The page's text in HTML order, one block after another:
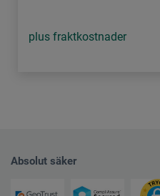
plus fraktkostnader
Absolut säker